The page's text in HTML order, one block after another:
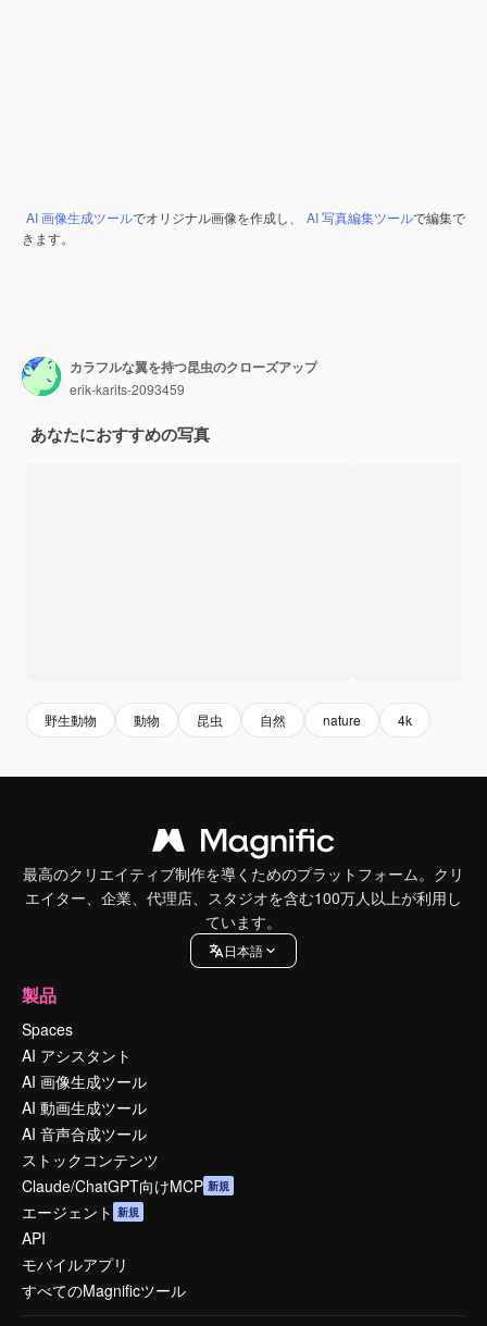
AI 画像生成ツールでオリジナル画像を作成し、 AI 写真編集ツールで編集で
きます。
カラフルな翼を持つ昆虫のクローズアップ
erik-karits-2093459
あなたにおすすめの写真
野生動物 動物 昆虫 自然 nature 4k
最高のクリエイティブ制作を導くためのプラットフォーム。クリ
エイター、企業、代理店、スタジオを含む100万人以上が利用し
ています。
日本語
製品
Spaces
AI アシスタント
AI 画像生成ツール
AI 動画生成ツール
AI 音声合成ツール
ストックコンテンツ
Claude/ChatGPT向けMCP 新規
エージェント 新規
API
モバイルアプリ
すべてのMagnificツール